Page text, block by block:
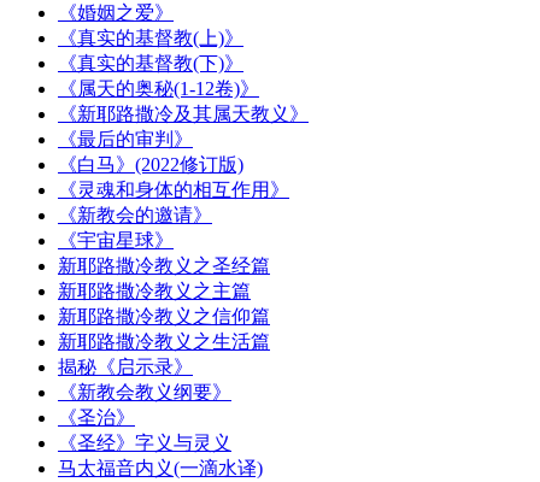
《婚姻之爱》
《真实的基督教(上)》
《真实的基督教(下)》
《属天的奥秘(1-12卷)》
《新耶路撒冷及其属天教义》
《最后的审判》
《白马》(2022修订版)
《灵魂和身体的相互作用》
《新教会的邀请》
《宇宙星球》
新耶路撒冷教义之圣经篇
新耶路撒冷教义之主篇
新耶路撒冷教义之信仰篇
新耶路撒冷教义之生活篇
揭秘《启示录》
《新教会教义纲要》
《圣治》
《圣经》字义与灵义
马太福音内义(一滴水译)